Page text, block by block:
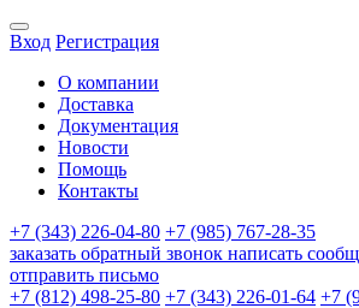
Вход Регистрация
О компании
Доставка
Документация
Новости
Помощь
Контакты
+7 (343) 226-04-80 +7 (985) 767-28-35
заказать обратный звонок написать
отправить письмо
+7 (812) 498-25-80 +7 (343) 226-01-64 +7